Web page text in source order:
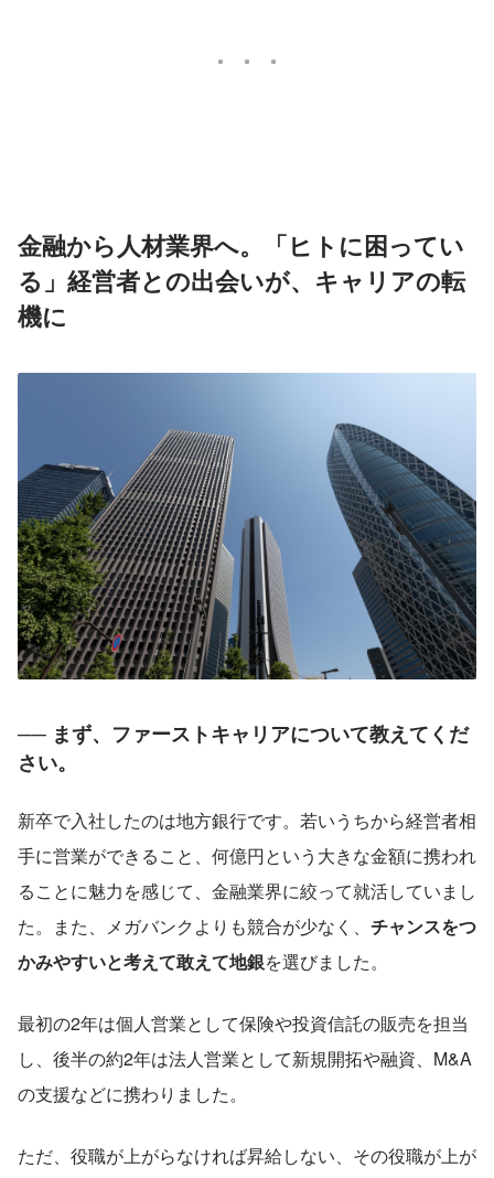
金融から人材業界へ。「ヒトに困ってい
る」経営者との出会いが、キャリアの転
機に
── まず、ファーストキャリアについて教えてくだ
さい。
新卒で入社したのは地方銀行です。若いうちから経営者相
手に営業ができること、何億円という大きな金額に携われ
ることに魅力を感じて、金融業界に絞って就活していまし
た。また、メガバンクよりも競合が少なく、 チャンスをつ
かみやすいと考えて敢えて地銀を選びました。
最初の2年は個人営業として保険や投資信託の販売を担当
し、後半の約2年は法人営業として新規開拓や融資、M&A
の支援などに携わりました。
ただ、役職が上がらなければ昇給しない、その役職が上が